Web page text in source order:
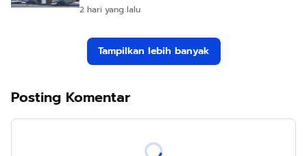
2 hari yang lalu
Tampilkan lebih banyak
Posting Komentar